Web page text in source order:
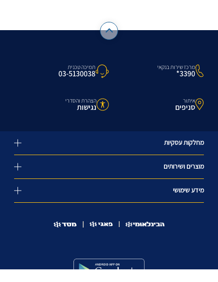
מרכז שירות בנקאי
3390*
תמיכה טכנית
03-5130038
איתור
סניפים
הצהרת והסדרי
נגישות
מחלקות עסקיות
מוצרים ושירותים
מידע שימושי